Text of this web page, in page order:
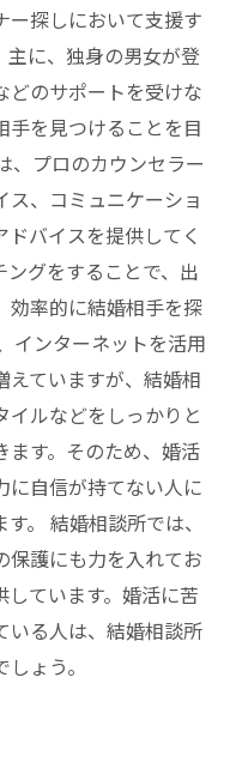
ー探しにおいて支援す
主に、独身の男女が登
どのサポートを受けな
手を見つけることを目
、プロのカウンセラー
、コミュニケーショ
バイスを提供してく
グをすることで、出
効率的に結婚相手を探
インターネットを活用
えていますが、結婚相
ルなどをしっかりと
ます。そのため、婚活
に自信が持てない人に
。 結婚相談所では、
保護にも力を入れてお
しています。婚活に苦
いる人は、結婚相談所
ょう。